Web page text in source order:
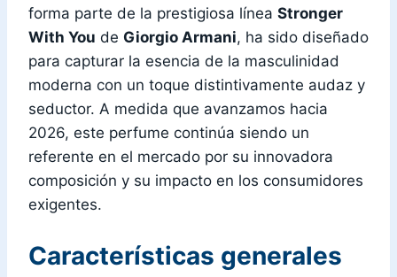
forma parte de la prestigiosa línea Stronger
With You de Giorgio Armani, ha sido diseñado
para capturar la esencia de la masculinidad
moderna con un toque distintivamente audaz y
seductor. A medida que avanzamos hacia
2026, este perfume continúa siendo un
referente en el mercado por su innovadora
composición y su impacto en los consumidores
exigentes.
Características generales